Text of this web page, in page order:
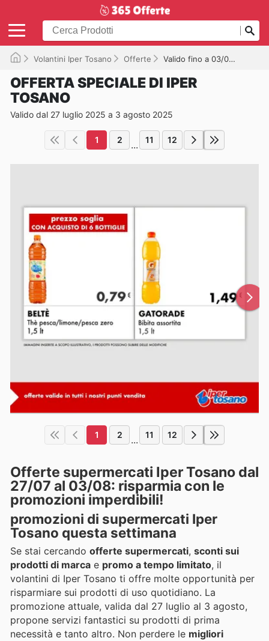
Volantini Iper Tosano Offerte Valido fino a 03/08/2025
OFFERTA SPECIALE DI IPER
TOSANO
Valido dal 27 luglio 2025 a 3 agosto 2025
1 2 ... 11 12
1 2 ... 11 12
Offerte supermercati Iper Tosano dal
27/07 al 03/08: risparmia con le
promozioni imperdibili!
promozioni di supermercati Iper
Tosano questa settimana
Se stai cercando offerte supermercati, sconti sui
prodotti di marca e promo a tempo limitato, il
volantini di Iper Tosano ti offre molte opportunità per
risparmiare sui prodotti di uso quotidiano. La
promozione attuale, valida dal 27 luglio al 3 agosto,
propone servizi fantastici su prodotti di prima
necessità e tanto altro. Non perdere le migliori